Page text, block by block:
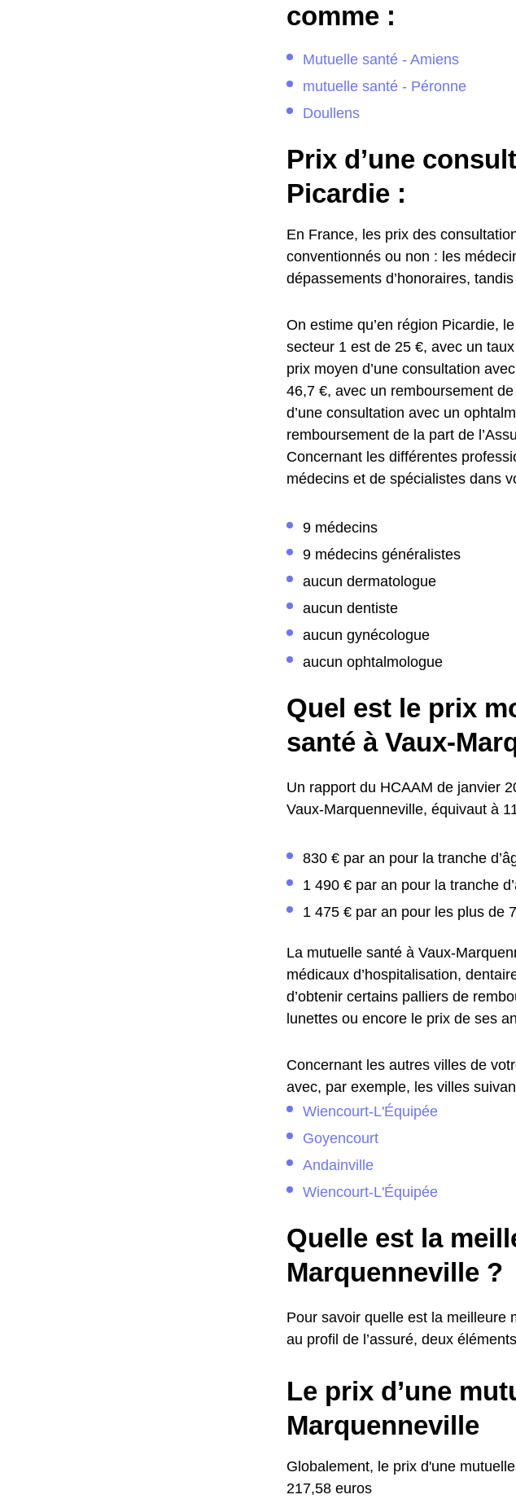
comme :
Mutuelle santé - Amiens
mutuelle santé - Péronne
Doullens
Prix d’une
Picardie :
En France, les prix des
conventionnés ou non : les
dépassements d’honoraires,
On estime qu’en région Picardie,
secteur 1 est de 25 €, avec un
prix moyen d’une consultation
46,7 €, avec un remboursement
d’une consultation avec un
remboursement de la part de
Concernant les différentes
médecins et de spécialistes dans
9 médecins
9 médecins généralistes
aucun dermatologue
aucun dentiste
aucun gynécologue
aucun ophtalmologue
Quel est le prix
santé à Vaux-
Un rapport du HCAAM de janvier
Vaux-Marquenneville, équivaut à
830 € par an pour la tranche
1 490 € par an pour la tranche
1 475 € par an pour les plus de
La mutuelle santé à Vaux-
médicaux d’hospitalisation,
d’obtenir certains palliers de
lunettes ou encore le prix de ses
Concernant les autres villes de
avec, par exemple, les villes
Wiencourt-L'Équipée
Goyencourt
Andainville
Wiencourt-L'Équipée
Quelle est la
Marquenneville ?
Pour savoir quelle est la meilleure
au profil de l’assuré, deux
Le prix d’une
Marquenneville
Globalement, le prix d'une
217,58 euros